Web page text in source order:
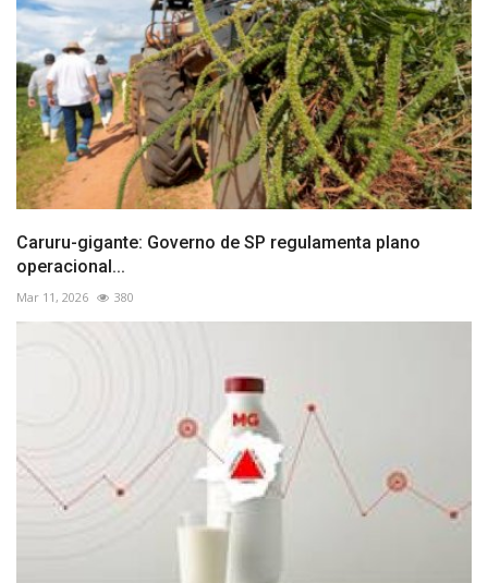
Caruru-gigante: Governo de SP regulamenta plano
operacional...
Mar 11, 2026 380